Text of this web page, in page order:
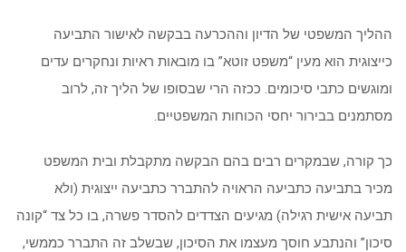
ההליך המשפטי של הדיון וההכרעה בבקשה לאישור התביעה
כייצוגית הוא מעין “משפט זוטא” בו מובאות ראיות ונחקרים עדים
ומוגשים כתבי סיכומים. ככזה הרי שבסופו של הליך זה, לרוב
מסתמנים בבירור יחסי הכוחות המשפטיים.
כך קורה, שבמקרים רבים בהם הבקשה מתקבלת ובית המשפט
מכיר בתביעה כתביעה הראויה להתברר כתביעה ייצוגית (ולא
תביעה אישית רגילה) מגיעים הצדדים להסדר פשרה, בו כל צד “קונה
סיכון” והנתבע חוסך מעצמו את הסיכון, שבשלב זה התברר כממשי,